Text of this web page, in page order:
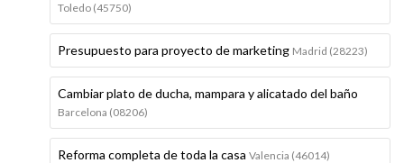
Toledo (45750)
Presupuesto para proyecto de marketing Madrid (28223)
Cambiar plato de ducha, mampara y alicatado del baño
Barcelona (08206)
Reforma completa de toda la casa Valencia (46014)